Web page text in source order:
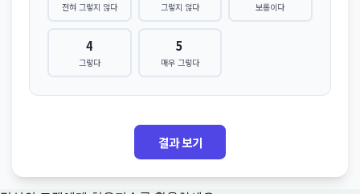
전혀 그렇지 않다 그렇지 않다 보통이다
4
그렇다
5
매우 그렇다
결과 보기